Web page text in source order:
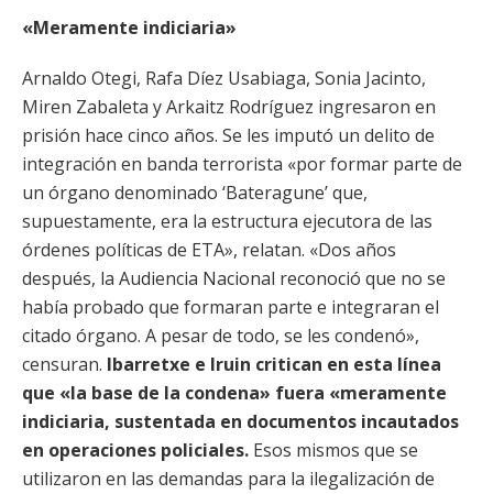
«Meramente indiciaria»
Arnaldo Otegi, Rafa Díez Usabiaga, Sonia Jacinto,
Miren Zabaleta y Arkaitz Rodríguez ingresaron en
prisión hace cinco años. Se les imputó un delito de
integración en banda terrorista «por formar parte de
un órgano denominado ‘Bateragune’ que,
supuestamente, era la estructura ejecutora de las
órdenes políticas de ETA», relatan. «Dos años
después, la Audiencia Nacional reconoció que no se
había probado que formaran parte e integraran el
citado órgano. A pesar de todo, se les condenó»,
censuran. Ibarretxe e Iruin critican en esta línea
que «la base de la condena» fuera «meramente
indiciaria, sustentada en documentos incautados
en operaciones policiales. Esos mismos que se
utilizaron en las demandas para la ilegalización de